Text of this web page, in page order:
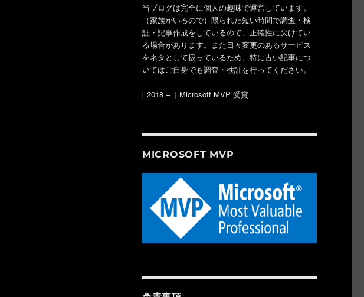
当ブログは完全に個人の趣味で運営しています。
（家族がいるので）限られた短い時間で調査・検
証・記事作成をしているので、正確性に欠けてい
る場合があります。また日々変更のあるサービス
をネタとして扱っているため、特に古い記事につ
いてはご自身でも調査・検証を行ってください。
[ 2018 – ] Microsoft MVP 受賞
MICROSOFT MVP